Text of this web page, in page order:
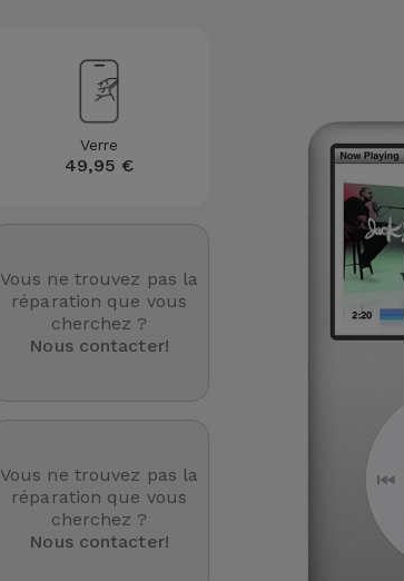
Verre
49,95 €
Vous ne trouvez pas la
réparation que vous
cherchez ?
Nous contacter!
Vous ne trouvez pas la
réparation que vous
cherchez ?
Nous contacter!